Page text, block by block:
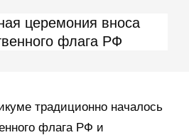
церемония вноса
флага РФ
традиционно началось
флага РФ и